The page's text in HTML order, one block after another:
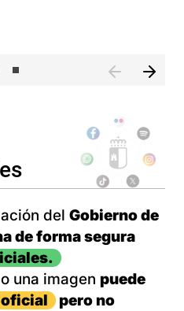
del Gobierno de
de forma segura
una imagen puede
pero no